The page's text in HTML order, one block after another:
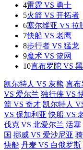
4雷霆 VS 勇士
5火箭 VS 开拓者
6塞尔维亚 VS 拉
7快船 VS 老鹰
8步行者 VS 猛龙
9魔术 VS 篮网
10直布罗陀 VS
凯尔特人 VS 灰熊 直布
VS 爱尔兰 独行侠 VS
箭 VS 奇才 凯尔特人
VS 保加利亚 快船 VS
伐克 VS 北爱尔兰 活塞
国 挪威 VS 爱沙尼亚
快船 丹麦 VS 白俄罗斯